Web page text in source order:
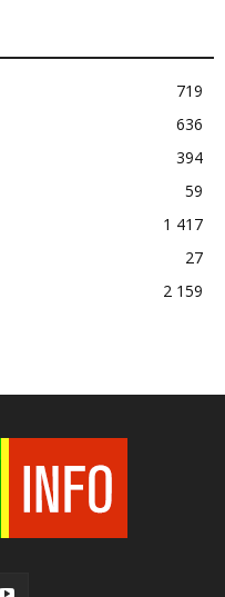
719
636
394
59
1 417
27
2 159